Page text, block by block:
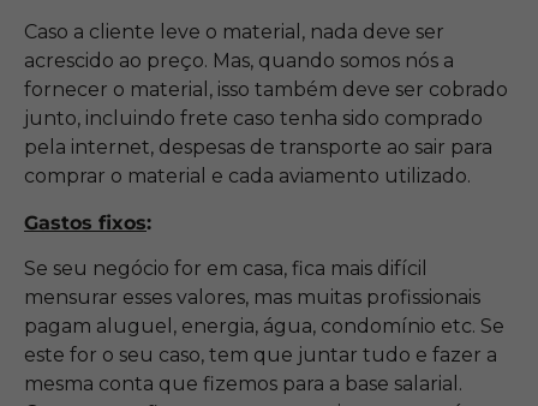
Caso a cliente leve o material, nada deve ser
acrescido ao preço. Mas, quando somos nós a
fornecer o material, isso também deve ser cobrado
junto, incluindo frete caso tenha sido comprado
pela internet, despesas de transporte ao sair para
comprar o material e cada aviamento utilizado.
Gastos fixos:
Se seu negócio for em casa, fica mais difícil
mensurar esses valores, mas muitas profissionais
pagam aluguel, energia, água, condomínio etc. Se
este for o seu caso, tem que juntar tudo e fazer a
mesma conta que fizemos para a base salarial.